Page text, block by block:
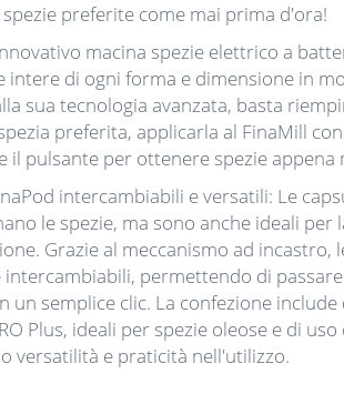
preferite come mai prima d'ora!
macina spezie elettrico a
intere di ogni forma e dimensione in
sua tecnologia avanzata, basta
preferita, applicarla al FinaMill
il pulsante per ottenere spezie appena
intercambiabili e versatili: Le
le spezie, ma sono anche ideali per
Grazie al meccanismo ad incastro,
permettendo di
un semplice clic. La confezione include
Plus, ideali per spezie oleose e di
versatilità e praticità nell'utilizzo.